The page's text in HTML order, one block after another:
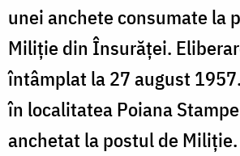
unei anchete consumate la
Miliție din Însurăței.
întâmplat la 27 august
în localitatea Poiana
anchetat la postul de Miliție.